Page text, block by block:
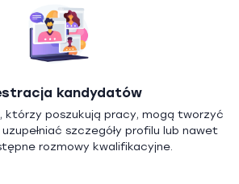
kandydatów
którzy poszukują pracy, mogą tworzyć
szczegóły profilu lub nawet
rozmowy kwalifikacyjne.